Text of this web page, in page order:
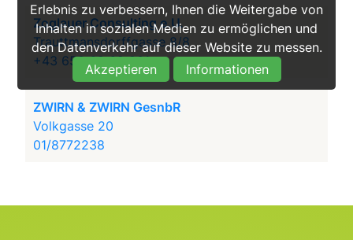
Erlebnis zu verbessern, Ihnen die Weitergabe von
Inhalten in sozialen Medien zu ermöglichen und
den Datenverkehr auf dieser Website zu messen.
Akzeptieren
Informationen
Zoglauer Consulting e.U.
Trauttmansdorffgasse 8/8
+43 650 68 68 961
ZWIRN & ZWIRN GesnbR
Volkgasse 20
01/8772238